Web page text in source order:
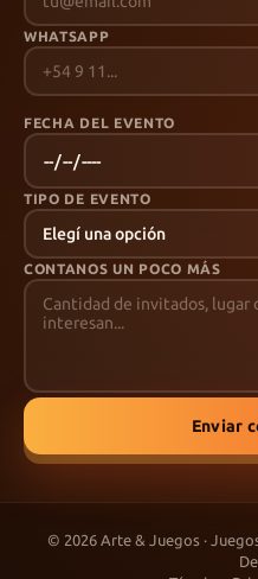
WHATSAPP
FECHA DEL EVENTO
TIPO DE EVENTO
CONTANOS UN POCO MÁS
Enviar
© 2026 Arte & Juegos ·